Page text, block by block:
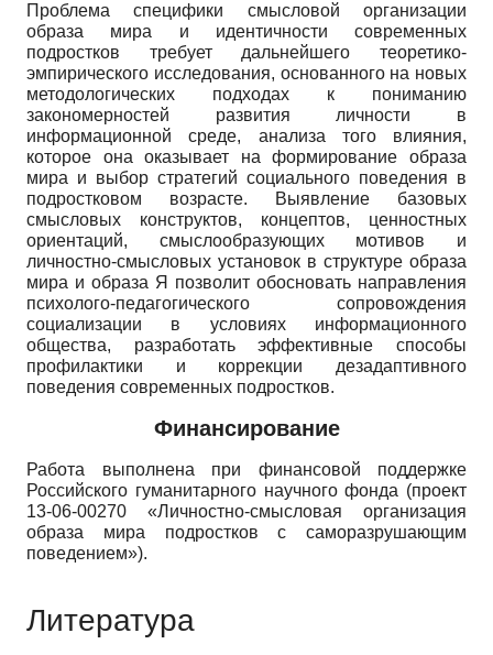
Проблема специфики смысловой организации
образа мира и идентичности современных
подростков требует дальнейшего теоретико-
эмпирического исследования, основанного на новых
методологических подходах к пониманию
закономерностей развития личности в
информационной среде, анализа того влияния,
которое она оказывает на формирование образа
мира и выбор стратегий социального поведения в
подростковом возрасте. Выявление базовых
смысловых конструктов, концептов, ценностных
ориентаций, смыслообразующих мотивов и
личностно-смысловых установок в структуре образа
мира и образа Я позволит обосновать направления
психолого-педагогического сопровождения
социализации в условиях информационного
общества, разработать эффективные способы
профилактики и коррекции дезадаптивного
поведения современных подростков.
Финансирование
Работа выполнена при финансовой поддержке
Российского гуманитарного научного фонда (проект
13-06-00270 «Личностно-смысловая организация
образа мира подростков с саморазрушающим
поведением»).
Литература